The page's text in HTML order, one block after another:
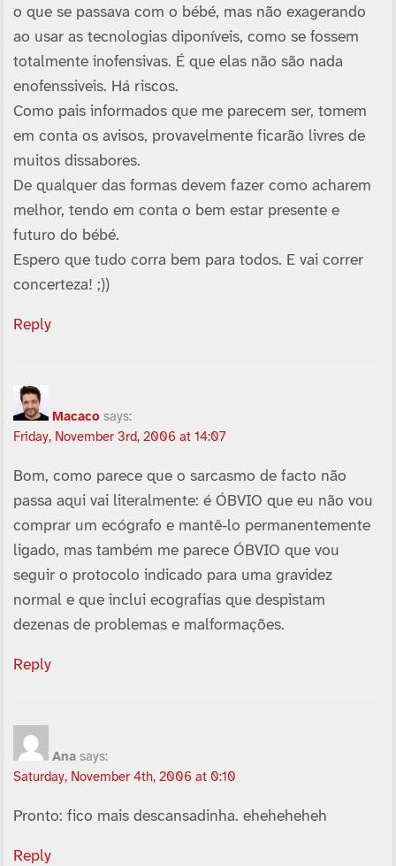
o que se passava com o bébé, mas não exagerando
ao usar as tecnologias diponí­veis, como se fossem
totalmente inofensivas. É que elas não são nada
enofenssiveis. Há riscos.
Como pais informados que me parecem ser, tomem
em conta os avisos, provavelmente ficarão livres de
muitos dissabores.
De qualquer das formas devem fazer como acharem
melhor, tendo em conta o bem estar presente e
futuro do bébé.
Espero que tudo corra bem para todos. E vai correr
concerteza! ;))
Reply
Macaco says:
Friday, November 3rd, 2006 at 14:07
Bom, como parece que o sarcasmo de facto não
passa aqui vai literalmente: é ÓBVIO que eu não vou
comprar um ecógrafo e mantê-lo permanentemente
ligado, mas também me parece ÓBVIO que vou
seguir o protocolo indicado para uma gravidez
normal e que inclui ecografias que despistam
dezenas de problemas e malformações.
Reply
Ana says:
Saturday, November 4th, 2006 at 0:10
Pronto: fico mais descansadinha. eheheheheh
Reply